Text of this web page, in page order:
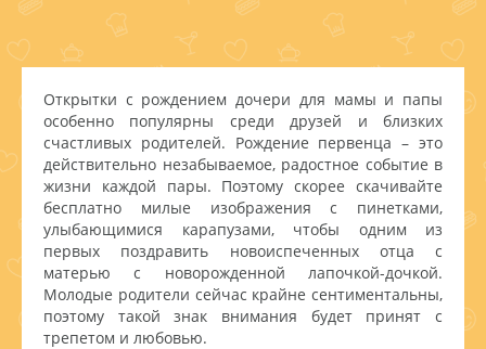
Открытки с рождением дочери для мамы и папы
особенно популярны среди друзей и близких
счастливых родителей. Рождение первенца – это
действительно незабываемое, радостное событие в
жизни каждой пары. Поэтому скорее скачивайте
бесплатно милые изображения с пинетками,
улыбающимися карапузами, чтобы одним из
первых поздравить новоиспеченных отца с
матерью с новорожденной лапочкой-дочкой.
Молодые родители сейчас крайне сентиментальны,
поэтому такой знак внимания будет принят с
трепетом и любовью.